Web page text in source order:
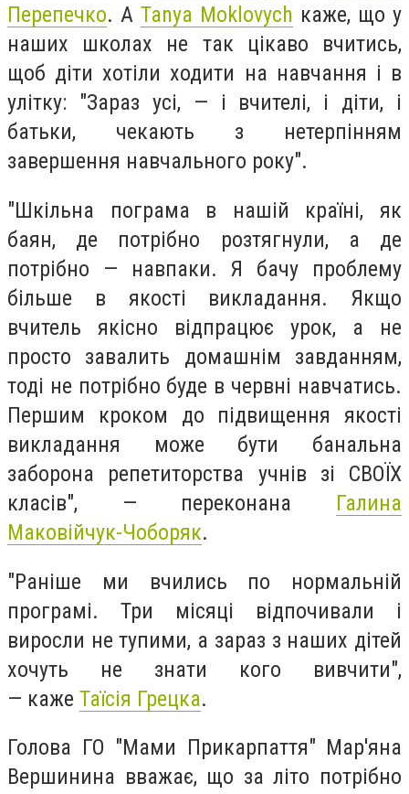
Перепечко. А Tanya Moklovych каже, що у
наших школах не так цікаво вчитись,
щоб діти хотіли ходити на навчання і в
улітку: "Зараз усі, — і вчителі, і діти, і
батьки, чекають з нетерпінням
завершення навчального року".
"Шкільна пограма в нашій країні, як
баян, де потрібно розтягнули, а де
потрібно — навпаки. Я бачу проблему
більше в якості викладання. Якщо
вчитель якісно відпрацює урок, а не
просто завалить домашнім завданням,
тоді не потрібно буде в червні навчатись.
Першим кроком до підвищення якості
викладання може бути банальна
заборона репетиторства учнів зі СВОЇХ
класів", — переконана Галина
Маковійчук-Чоборяк.
"Раніше ми вчились по нормальній
програмі. Три місяці відпочивали і
виросли не тупими, а зараз з наших дітей
хочуть не знати кого вивчити",
— каже Таїсія Грецка.
Голова ГО "Мами Прикарпаття" Мар'яна
Вершинина вважає, що за літо потрібно